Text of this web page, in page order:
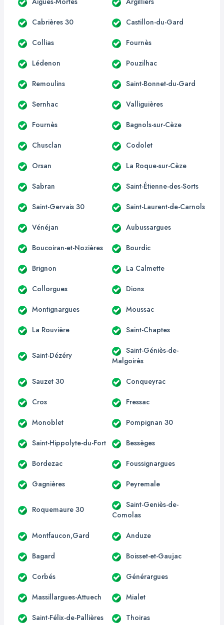
Cabrières 30 Castillon-du-Gard
Collias Fournès
Lédenon Pouzilhac
Remoulins Saint-Bonnet-du-Gard
Sernhac Valliguières
Fournès Bagnols-sur-Cèze
Chusclan Codolet
Orsan La Roque-sur-Cèze
Sabran Saint-Étienne-des-Sorts
Saint-Gervais 30 Saint-Laurent-de-Carnols
Vénéjan Aubussargues
Boucoiran-et-Nozières Bourdic
Brignon La Calmette
Collorgues Dions
Montignargues Moussac
La Rouvière Saint-Chaptes
Saint-Dézéry
Saint-Géniès-de-
Malgoirès
Sauzet 30 Conqueyrac
Cros Fressac
Monoblet Pompignan 30
Saint-Hippolyte-du-Fort Bessèges
Bordezac Foussignargues
Gagnières Peyremale
Roquemaure 30
Saint-Geniès-de-
Comolas
Montfaucon,Gard Anduze
Bagard Boisset-et-Gaujac
Corbés Générargues
Massillargues-Attuech Mialet
Saint-Félix-de-Pallières Thoiras